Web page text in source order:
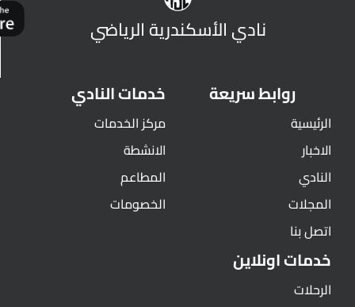
نادي الأسكندرية الرياضي
روابط سريعة
الرئيسية
الاخبار
النادي
المجلات
اتصل بنا
خدمات النادي
مركز الخدمات
الانشطة
المطاعم
الخصومات
خدمات اونلاين
الرحلات